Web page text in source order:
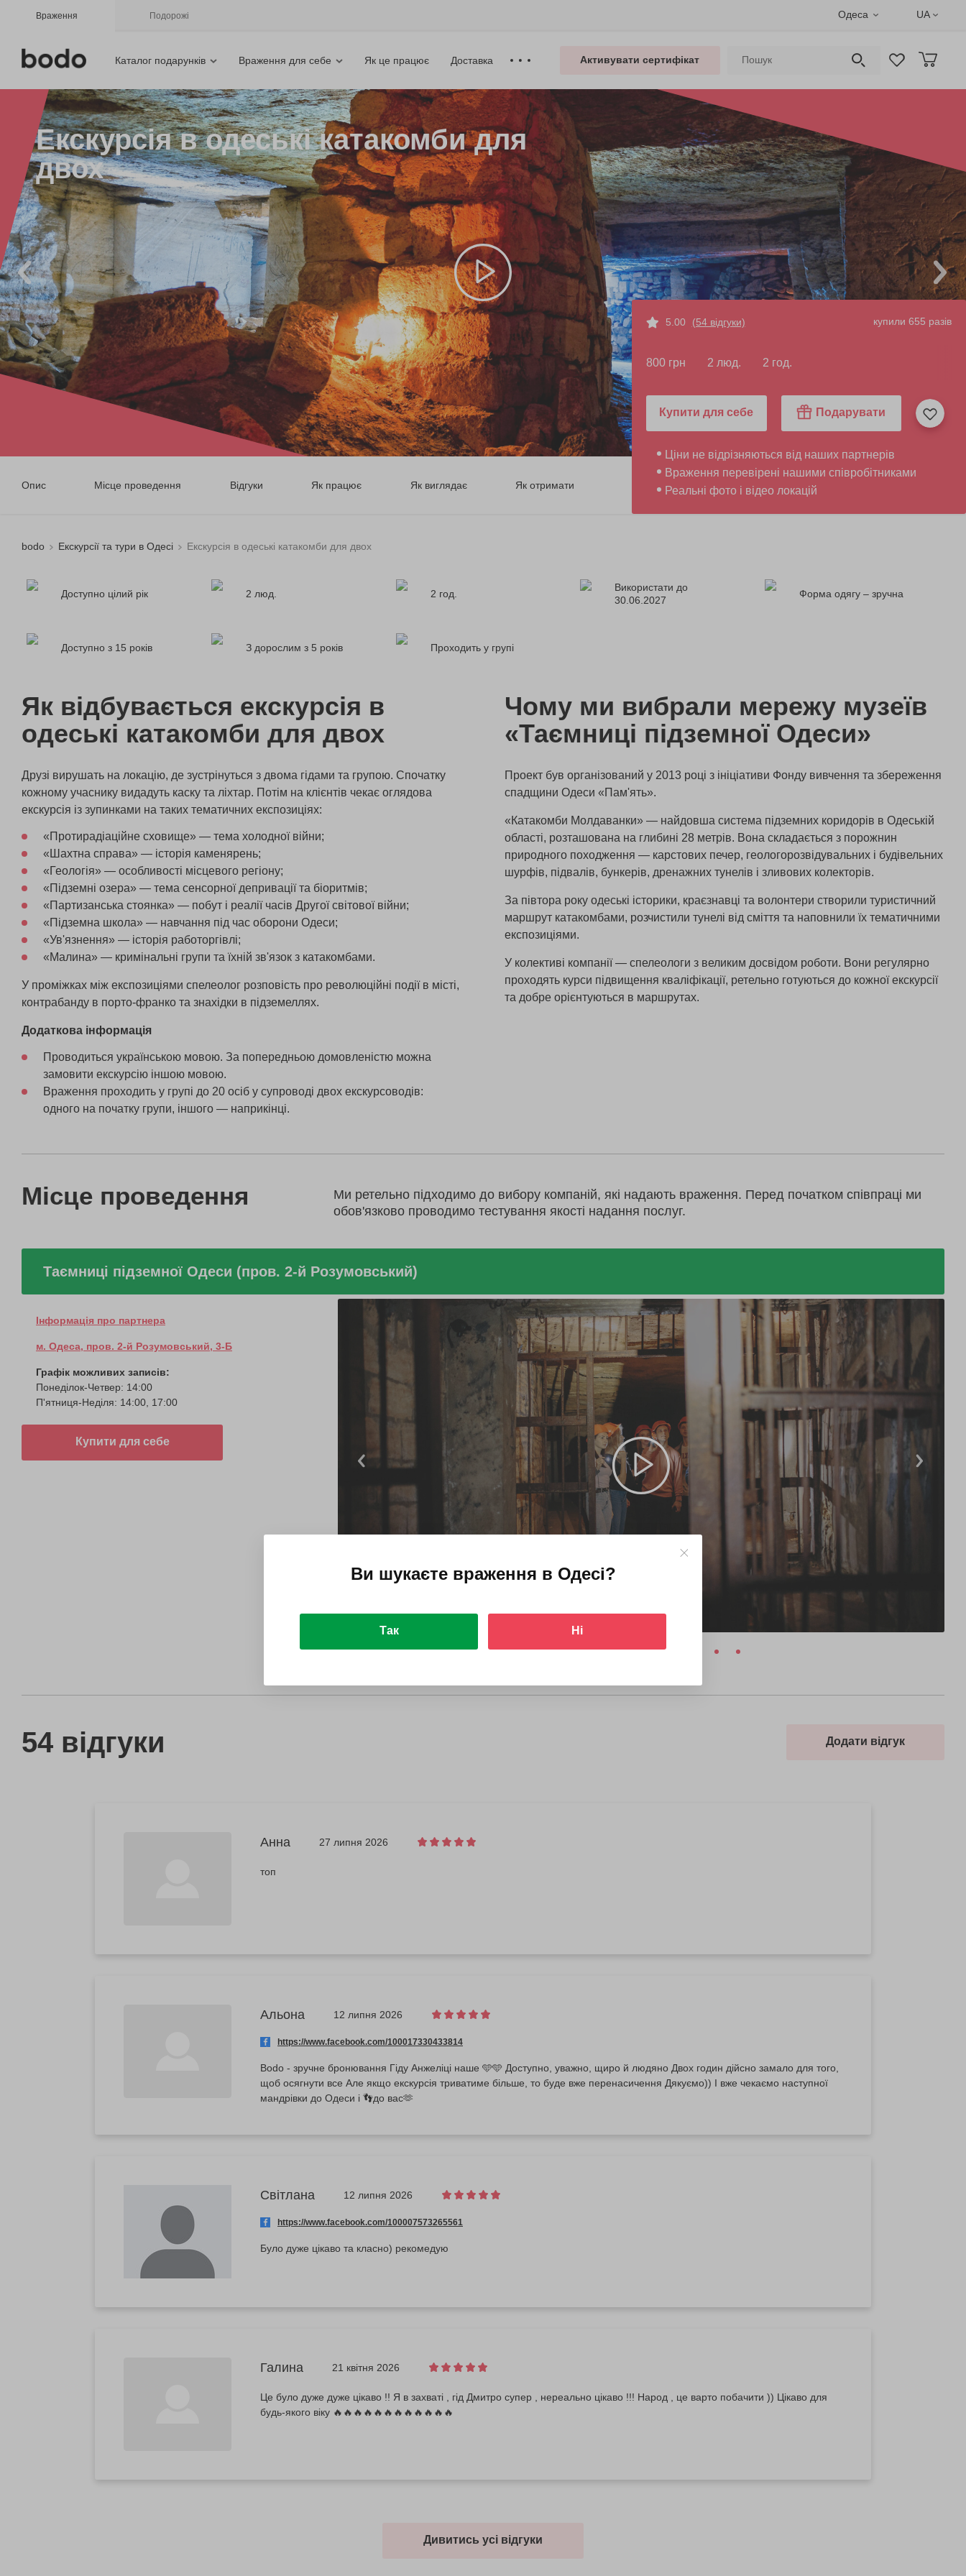
Враження Подорожі Одеса UA
Каталог подарунків Враження для себе Як це працює Доставка Активувати сертифікат
Екскурсія в одеські катакомби для
двох
Опис Місце проведення Відгуки Як працює Як виглядає Як отримати
5.00 (54 відгуки) купили 655 разів
800 грн 2 люд. 2 год.
Купити для себе Подарувати
Ціни не відрізняються від наших партнерів
Враження перевірені нашими співробітниками
Реальні фото і відео локацій
bodo Екскурсії та тури в Одесі Екскурсія в одеські катакомби для двох
Доступно цілий рік 2 люд. 2 год.
Використати до
30.06.2027
Форма одягу – зручна
Доступно з 15 років З дорослим з 5 років Проходить у групі
Як відбувається екскурсія в
одеські катакомби для двох
Друзі вирушать на локацію, де зустрінуться з двома гідами та групою. Спочатку
кожному учаснику видадуть каску та ліхтар. Потім на клієнтів чекає оглядова
екскурсія із зупинками на таких тематичних експозиціях:
«Протирадіаційне сховище» — тема холодної війни;
«Шахтна справа» — історія каменярень;
«Геологія» — особливості місцевого регіону;
«Підземні озера» — тема сенсорної депривації та біоритмів;
«Партизанська стоянка» — побут і реалії часів Другої світової війни;
«Підземна школа» — навчання під час оборони Одеси;
«Ув'язнення» — історія работоргівлі;
«Малина» — кримінальні групи та їхній зв'язок з катакомбами.
У проміжках між експозиціями спелеолог розповість про революційні події в місті,
контрабанду в порто-франко та знахідки в підземеллях.
Додаткова інформація
Проводиться українською мовою. За попередньою домовленістю можна
замовити екскурсію іншою мовою.
Враження проходить у групі до 20 осіб у супроводі двох екскурсоводів:
одного на початку групи, іншого — наприкінці.
Чому ми вибрали мережу музеїв
«Таємниці підземної Одеси»
Проект був організований у 2013 році з ініціативи Фонду вивчення та збереження
спадщини Одеси «Пам'ять».
«Катакомби Молдаванки» — найдовша система підземних коридорів в Одеській
області, розташована на глибині 28 метрів. Вона складається з порожнин
природного походження — карстових печер, геологорозвідувальних і будівельних
шурфів, підвалів, бункерів, дренажних тунелів і зливових колекторів.
За півтора року одеські історики, краєзнавці та волонтери створили туристичний
маршрут катакомбами, розчистили тунелі від сміття та наповнили їх тематичними
експозиціями.
У колективі компанії — спелеологи з великим досвідом роботи. Вони регулярно
проходять курси підвищення кваліфікації, ретельно готуються до кожної екскурсії
та добре орієнтуються в маршрутах.
Місце проведення
Ми ретельно підходимо до вибору компаній, які надають враження. Перед початком співпраці ми
обов'язково проводимо тестування якості надання послуг.
Таємниці підземної Одеси (пров. 2-й Розумовський)
Інформація про партнера
м. Одеса, пров. 2-й Розумовський, 3-Б
Графік можливих записів:
Понеділок-Четвер: 14:00
П'ятниця-Неділя: 14:00, 17:00
Купити для себе
54 відгуки Додати відгук
Анна 27 липня 2026
топ
Альона 12 липня 2026
https://www.facebook.com/100017330433814
Bodо - зручне бронювання Гіду Анжеліці наше 🩵🩵 Доступно, уважно, щиро й людяно Двох годин дійсно замало для того,
щоб осягнути все Але якщо екскурсія триватиме більше, то буде вже перенасичення Дякуємо)) І вже чекаємо наступної
мандрівки до Одеси і 👣до вас🫶
Світлана 12 липня 2026
https://www.facebook.com/100007573265561
Було дуже цікаво та класно) рекомедую
Галина 21 квітня 2026
Це було дуже дуже цікаво !! Я в захваті , гід Дмитро супер , нереально цікаво !!! Народ , це варто побачити )) Цікаво для
будь-якого віку 🔥🔥🔥🔥🔥🔥🔥🔥🔥🔥🔥🔥
Дивитись усі відгуки
Ви шукаєте враження в Одесі?
Так Ні